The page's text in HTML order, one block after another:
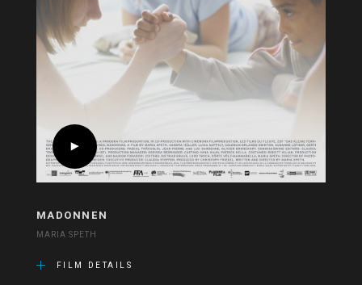
MADONNEN
MARIA SPETH
FILM DETAILS